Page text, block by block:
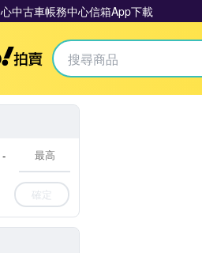
中古車帳務中心信箱App下載
Yahoo拍賣
-
確定